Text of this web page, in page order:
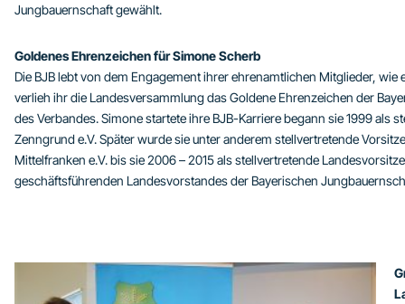
Jungbauernschaft gewählt.
Goldenes Ehrenzeichen für Simone Scherb
Die BJB lebt von dem Engagement ihrer ehrenamtlichen Mitglieder,
verlieh ihr die Landesversammlung das Goldene Ehrenzeichen der
des Verbandes. Simone startete ihre BJB-Karriere begann sie 1999 als
Zenngrund e.V. Später wurde sie unter anderem stellvertretende
Mittelfranken e.V. bis sie 2006 – 2015 als stellvertretende
geschäftsführenden Landesvorstandes der Bayerischen